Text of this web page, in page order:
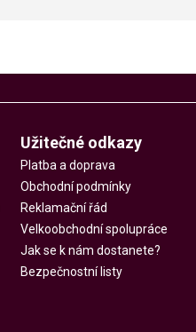
Užitečné odkazy
Platba a doprava
Obchodní podmínky
Reklamační řád
Velkoobchodní spolupráce
Jak se k nám dostanete?
Bezpečnostní listy